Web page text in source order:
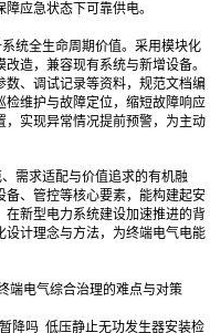
应急状态下可靠供电。
统全生命周期价值。采用模块化
造，兼容现有系统与新增设备。
、调试记录等资料，规范文档编
维护与故障定位，缩短故障响应
，实现异常情况提前预警，为主动
需求适配与价值追求的有机融
、管控等核心要素，能构建起安
新型电力系统建设加速推进的背
计理念与方法，为终端电气电能
端电气综合治理的难点与对策
降吗 低压静止无功发生器安装检